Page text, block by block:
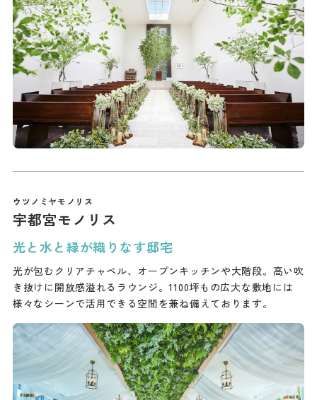
宇都宮モノリス
光と水と緑が織りなす邸宅
光が包むクリアチャペル、オープンキッチンや大階段。高い吹
き抜けに開放感溢れるラウンジ。1100坪もの広大な敷地には
様々なシーンで活用できる空間を兼ね備えております。